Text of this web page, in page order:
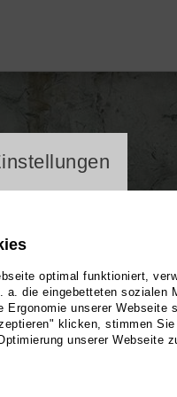
optimal funktioniert,
a. die eingebetteten sozialen
Ergonomie unserer Webseite
klicken, stimmen
unserer Webseite